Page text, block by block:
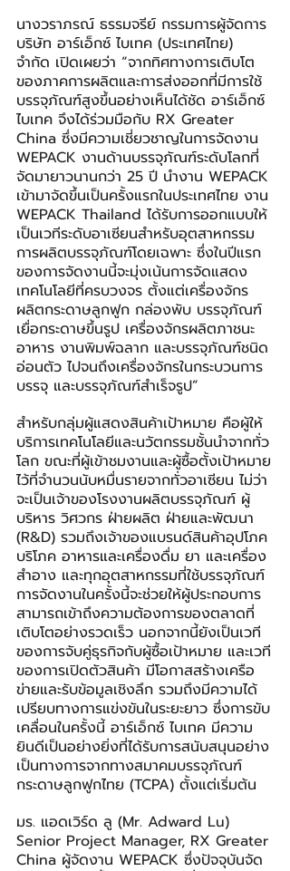
นางวราภรณ์ ธรรมจรีย์ กรรมการผู้จัดการ
บริษัท อาร์เอ็กซ์ ไบเทค (ประเทศไทย)
จำกัด เปิดเผยว่า “จากทิศทางการเติบโต
ของภาคการผลิตและการส่งออกที่มีการใช้
บรรจุภัณฑ์สูงขึ้นอย่างเห็นได้ชัด อาร์เอ็กซ์
ไบเทค จึงได้ร่วมมือกับ RX Greater
China ซึ่งมีความเชี่ยวชาญในการจัดงาน
WEPACK งานด้านบรรจุภัณฑ์ระดับโลกที่
จัดมายาวนานกว่า 25 ปี นำงาน WEPACK
เข้ามาจัดขึ้นเป็นครั้งแรกในประเทศไทย งาน
WEPACK Thailand ได้รับการออกแบบให้
เป็นเวทีระดับอาเซียนสำหรับอุตสาหกรรม
การผลิตบรรจุภัณฑ์โดยเฉพาะ ซึ่งในปีแรก
ของการจัดงานนี้จะมุ่งเน้นการจัดแสดง
เทคโนโลยีที่ครบวงจร ตั้งแต่เครื่องจักร
ผลิตกระดาษลูกฟูก กล่องพับ บรรจุภัณฑ์
เยื่อกระดาษขึ้นรูป เครื่องจักรผลิตภาชนะ
อาหาร งานพิมพ์ฉลาก และบรรจุภัณฑ์ชนิด
อ่อนตัว ไปจนถึงเครื่องจักรในกระบวนการ
บรรจุ และบรรจุภัณฑ์สำเร็จรูป”
สำหรับกลุ่มผู้แสดงสินค้าเป้าหมาย คือผู้ให้
บริการเทคโนโลยีและนวัตกรรมชั้นนำจากทั่ว
โลก ขณะที่ผู้เข้าชมงานและผู้ซื้อตั้งเป้าหมาย
ไว้ที่จำนวนนับหมื่นรายจากทั่วอาเซียน ไม่ว่า
จะเป็นเจ้าของโรงงานผลิตบรรจุภัณฑ์ ผู้
บริหาร วิศวกร ฝ่ายผลิต ฝ่ายและพัฒนา
(R&D) รวมถึงเจ้าของแบรนด์สินค้าอุปโภค
บริโภค อาหารและเครื่องดื่ม ยา และเครื่อง
สำอาง และทุกอุตสาหกรรมที่ใช้บรรจุภัณฑ์
การจัดงานในครั้งนี้จะช่วยให้ผู้ประกอบการ
สามารถเข้าถึงความต้องการของตลาดที่
เติบโตอย่างรวดเร็ว นอกจากนี้ยังเป็นเวที
ของการจับคู่ธุรกิจกับผู้ซื้อเป้าหมาย และเวที
ของการเปิดตัวสินค้า มีโอกาสสร้างเครือ
ข่ายและรับข้อมูลเชิงลึก รวมถึงมีความได้
เปรียบทางการแข่งขันในระยะยาว ซึ่งการขับ
เคลื่อนในครั้งนี้ อาร์เอ็กซ์ ไบเทค มีความ
ยินดีเป็นอย่างยิ่งที่ได้รับการสนับสนุนอย่าง
เป็นทางการจากทางสมาคมบรรจุภัณฑ์
กระดาษลูกฟูกไทย (TCPA) ตั้งแต่เริ่มต้น
มร. แอดเวิร์ด ลู (Mr. Adward Lu)
Senior Project Manager, RX Greater
China ผู้จัดงาน WEPACK ซึ่งปัจจุบันจัด